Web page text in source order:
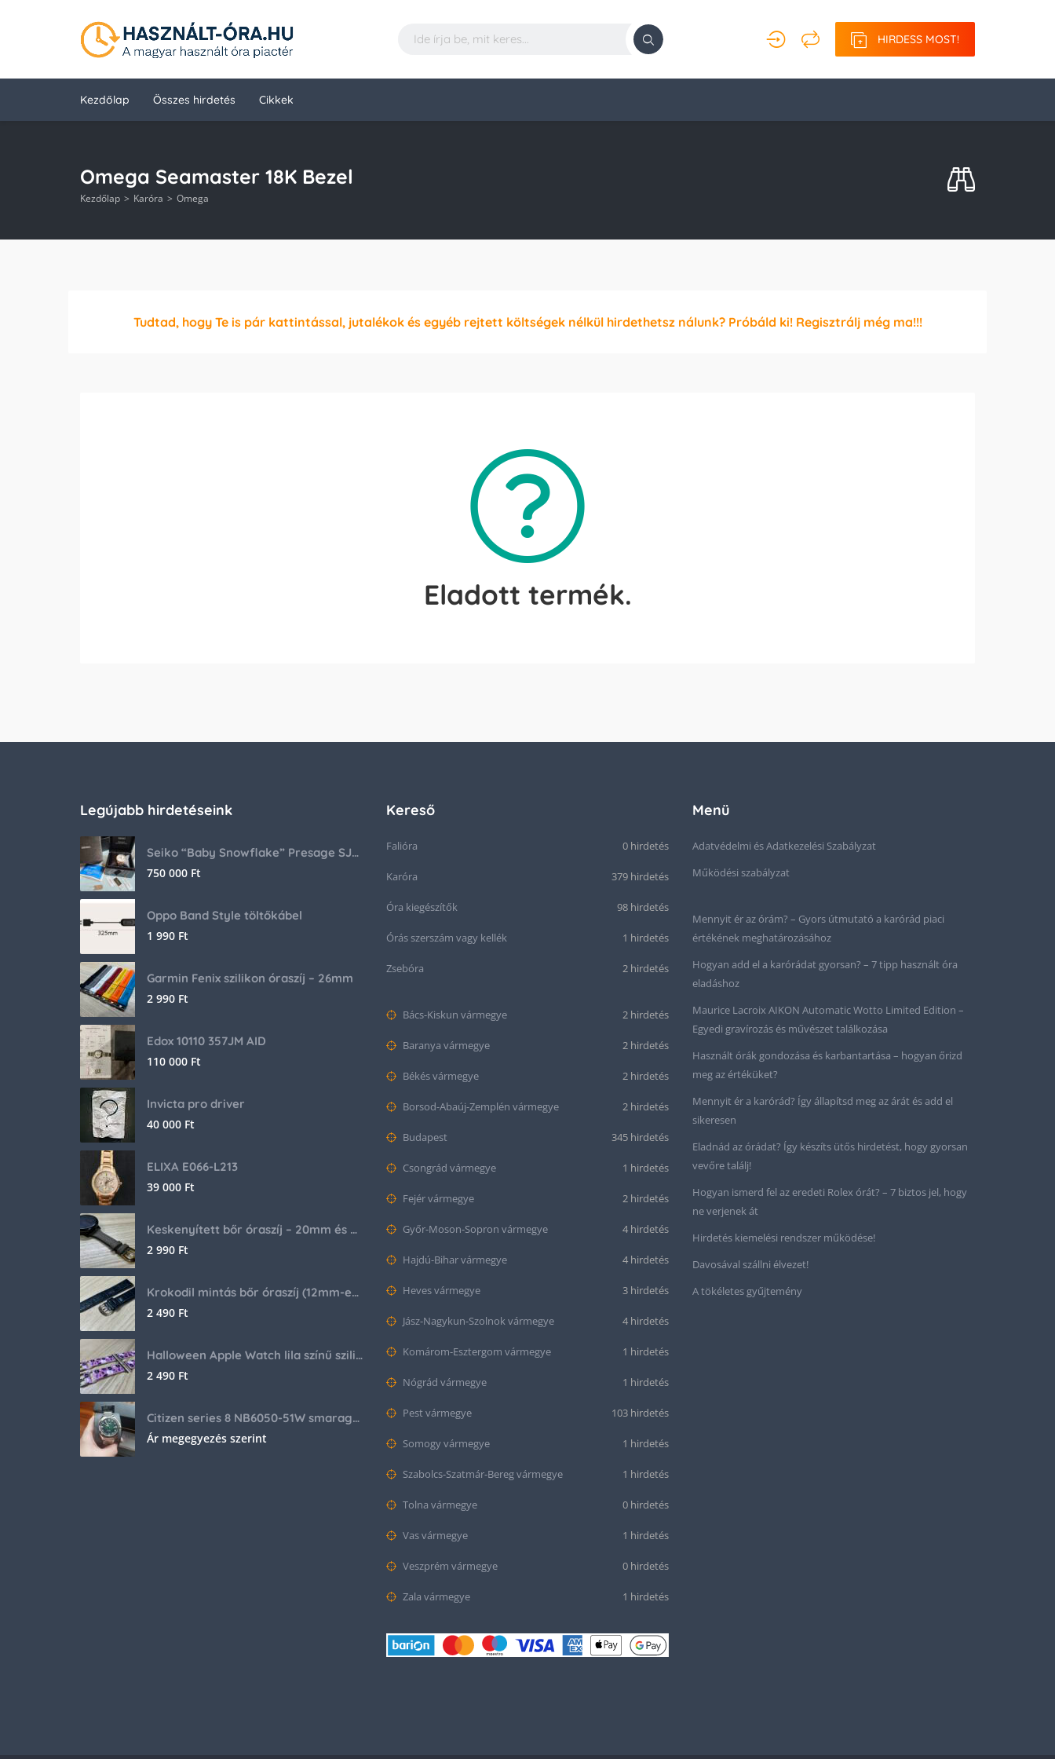
HIRDESS MOST!
Kezdőlap Összes hirdetés Cikkek
Omega Seamaster 18K Bezel
Kezdőlap Karóra Omega
Tudtad, hogy Te is pár kattintással, jutalékok és egyéb rejtett költségek nélkül hirdethetsz nálunk? Próbáld ki! Regisztrálj még ma!!!
Eladott termék.
Legújabb hirdetéseink
Seiko “Baby Snowflake” Presage SJE073J1/SARA015 Limited Edition
750 000 Ft
Oppo Band Style töltőkábel
1 990 Ft
Garmin Fenix szilikon óraszíj – 26mm
2 990 Ft
Edox 10110 357JM AID
110 000 Ft
Invicta pro driver
40 000 Ft
ELIXA E066-L213
39 000 Ft
Keskenyített bőr óraszíj – 20mm és 22mm méretben
2 990 Ft
Krokodil mintás bőr óraszíj (12mm-es befogóval rendelkező órához)
2 490 Ft
Halloween Apple Watch lila színű szilikon óraszíj
2 490 Ft
Citizen series 8 NB6050-51W smaragd színű számlappal
Ár megegyezés szerint
Kereső
Falióra 0 hirdetés
Karóra 379 hirdetés
Óra kiegészítők 98 hirdetés
Órás szerszám vagy kellék 1 hirdetés
Zsebóra 2 hirdetés
Bács-Kiskun vármegye 2 hirdetés
Baranya vármegye 2 hirdetés
Békés vármegye 2 hirdetés
Borsod-Abaúj-Zemplén vármegye 2 hirdetés
Budapest 345 hirdetés
Csongrád vármegye 1 hirdetés
Fejér vármegye 2 hirdetés
Győr-Moson-Sopron vármegye 4 hirdetés
Hajdú-Bihar vármegye 4 hirdetés
Heves vármegye 3 hirdetés
Jász-Nagykun-Szolnok vármegye 4 hirdetés
Komárom-Esztergom vármegye 1 hirdetés
Nógrád vármegye 1 hirdetés
Pest vármegye 103 hirdetés
Somogy vármegye 1 hirdetés
Szabolcs-Szatmár-Bereg vármegye 1 hirdetés
Tolna vármegye 0 hirdetés
Vas vármegye 1 hirdetés
Veszprém vármegye 0 hirdetés
Zala vármegye 1 hirdetés
Menü
Adatvédelmi és Adatkezelési Szabályzat
Működési szabályzat
Mennyit ér az órám? – Gyors útmutató a karórád piaci
értékének meghatározásához
Hogyan add el a karórádat gyorsan? – 7 tipp használt óra
eladáshoz
Maurice Lacroix AIKON Automatic Wotto Limited Edition –
Egyedi gravírozás és művészet találkozása
Használt órák gondozása és karbantartása – hogyan őrizd
meg az értéküket?
Mennyit ér a karórád? Így állapítsd meg az árát és add el
sikeresen
Eladnád az órádat? Így készíts ütős hirdetést, hogy gyorsan
vevőre találj!
Hogyan ismerd fel az eredeti Rolex órát? – 7 biztos jel, hogy
ne verjenek át
Hirdetés kiemelési rendszer működése!
Davosával szállni élvezet!
A tökéletes gyűjtemény